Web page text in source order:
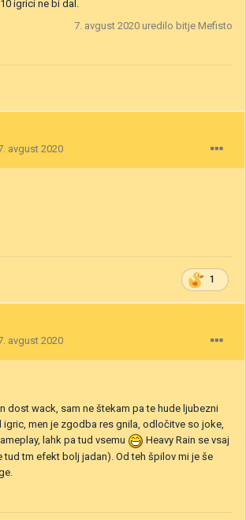
igrici ne bi dal.
7. avgust 2020 uredilo bitje Mefisto
avgust 2020
1
avgust 2020
dost wack, sam ne štekam pa te hude ljubezni
igric, men je zgodba res gnila, odločitve so joke,
lahk pa tud vsemu
Heavy Rain se vsaj
tud tm efekt bolj jadan). Od teh špilov mi je še